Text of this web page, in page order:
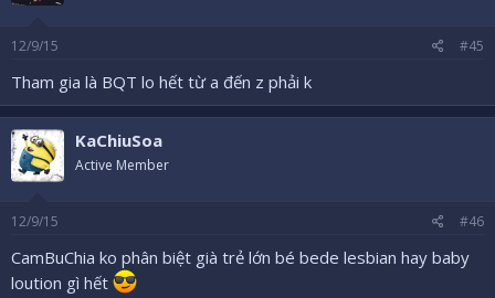
12/9/15 #45
Tham gia là BQT lo hết từ a đến z phải k
KaChiuSoa
Active Member
12/9/15 #46
CamBuChia ko phân biệt già trẻ lớn bé bede lesbian hay baby
loution gì hết